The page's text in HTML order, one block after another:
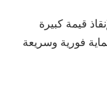
قيمة كبيرة
فورية وسريعة